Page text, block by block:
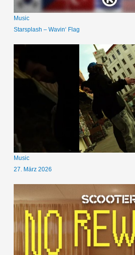
Music
Starsplash – Wavin‘ Flag
Music
27. März 2026